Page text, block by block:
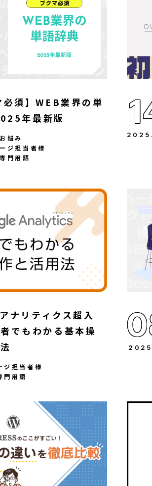
必須】WEB業界の単
年最新版
悩み
ジ担当者様
門用語
2025 .
ナリティクス超入
でもわかる基本操
ジ担当者様
門用語
2025